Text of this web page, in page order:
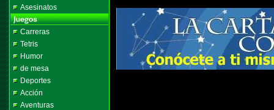
Asesinatos
Carreras
Tetris
Humor
de mesa
Deportes
Acción
Aventuras